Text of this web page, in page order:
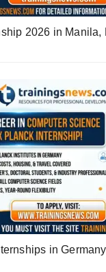
2026 in
in